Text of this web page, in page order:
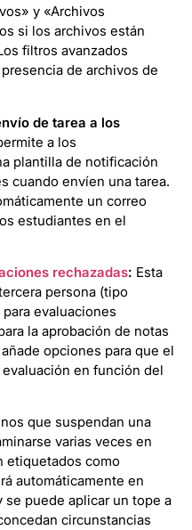
y «Archivos
si los archivos están
filtros avanzados
de archivos de
de tarea a los
a los
plantilla de notificación
cuando envíen una tarea.
un correo
estudiantes en el
rechazadas: Esta
persona (tipo
evaluaciones
la aprobación de notas
opciones para que el
en función del
que suspendan una
varias veces en
etiquetados como
automáticamente en
puede aplicar un tope a
circunstancias